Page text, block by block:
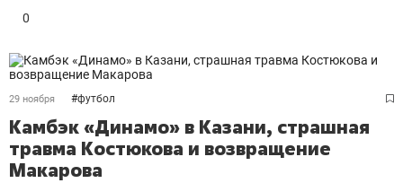
0
29 ноября #футбол
Камбэк «Динамо» в Казани, страшная
травма Костюкова и возвращение
Макарова